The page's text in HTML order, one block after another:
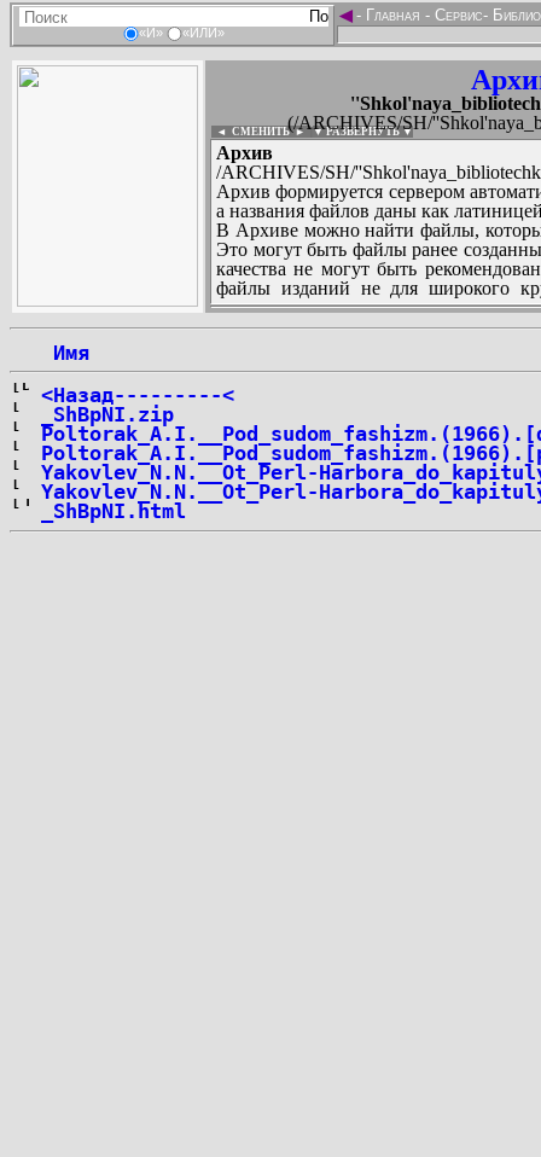
«И» «ИЛИ»
◄- Главная - Сервис-
(/ARCHIVES/SH/
◄ СМЕНИТЬ►|▼ РАЗВЕРНУТЬ ▼
Архив
/ARCHIVES/SH/
Архив формируется сервером
а названия файлов даны как
В Архиве можно найти файлы,
Это могут быть файлы ранее
качества не могут быть
файлы изданий не для широкого
других стран и народов.
Имя
<Назад---------<
_ShBpNI.zip
Yakovlev_N.N.__Ot_Perl-
Yakovlev_N.N.__Ot_Perl-
_ShBpNI.html